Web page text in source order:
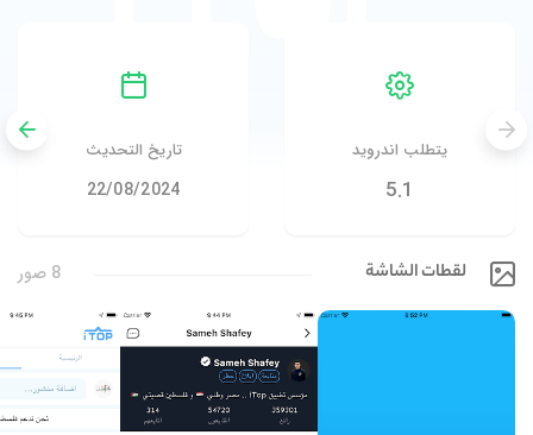
يتطلب اندرويد
5.1
تاريخ التحديث
22/08/2024
لقطات الشاشة 8 صور